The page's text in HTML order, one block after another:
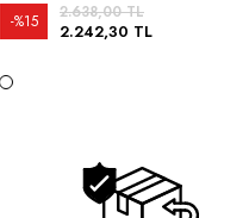
2.242,30 TL
2.638,00 TL
%15